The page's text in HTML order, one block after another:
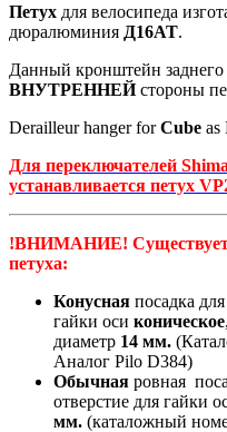
Петух для велосипеда
дюралюминия Д16АТ.
Данный кронштейн заднего
ВНУТРЕННЕЙстороны
Derailleur hanger forCube as
Для переключателей
устанавливается петух
!ВНИМАНИЕ! Существует
петуха:
Конусная посадка
гайки оси коническое
диаметр 14 мм.
Аналог Pilo D384)
Обычная ровная
отверстие для гайки
мм. (каталожный